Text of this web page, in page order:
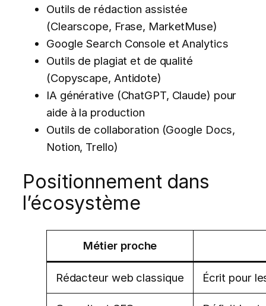
Outils de rédaction assistée
(Clearscope, Frase, MarketMuse)
Google Search Console et Analytics
Outils de plagiat et de qualité
(Copyscape, Antidote)
IA générative (ChatGPT, Claude) pour
aide à la production
Outils de collaboration (Google Docs,
Notion, Trello)
Positionnement dans
l’écosystème
Métier proche
Rédacteur web classique Écrit pour